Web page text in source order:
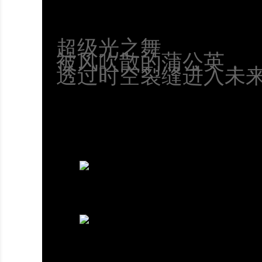
超级光之舞
被风吹散的蒲公英，
透过时空裂缝进入未